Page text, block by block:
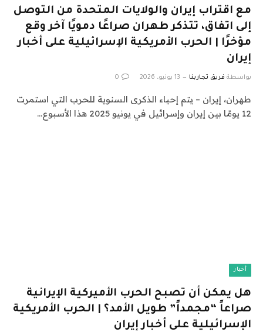
مع اقتراب إيران والولايات المتحدة من التوصل
إلى اتفاق، تتذكر طهران صراعًا دمويًا آخر وقع
مؤخرًا | الحرب الأمريكية الإسرائيلية على أخبار
إيران
بواسطة فريق تجاربنا 13 يونيو، 2026 0
طهران، إيران – يتم إحياء الذكرى السنوية للحرب التي استمرت
12 يومًا بين إيران وإسرائيل في يونيو 2025 هذا الأسبوع…
أخبار
هل يمكن أن تصبح الحرب الأميركية الإيرانية
صراعاً “مجمداً” طويل الأمد؟ | الحرب الأمريكية
الإسرائيلية على أخبار إيران